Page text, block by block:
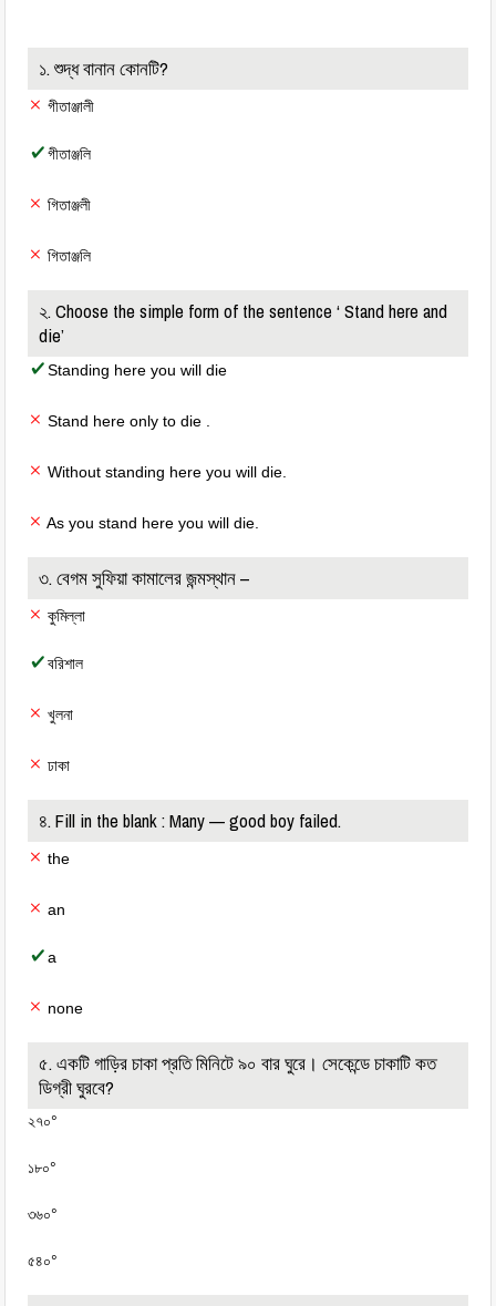
১. শুদ্ধ বানান কোনটি?
গীতাঞ্জালী
গীতাঞ্জলি
গিতাঞ্জলী
গিতাঞ্জলি
২. Choose the simple form of the sentence ‘ Stand here and
die’
Standing here you will die
Stand here only to die .
Without standing here you will die.
As you stand here you will die.
৩. বেগম সুফিয়া কামালের জন্মস্থান –
কুমিল্লা
বরিশাল
খুলনা
ঢাকা
৪. Fill in the blank : Many — good boy failed.
the
an
a
none
৫. একটি গাড়ির চাকা প্রতি মিনিটে ৯০ বার ঘুরে। সেকেন্ডে চাকাটি কত
ডিগ্রী ঘুরবে?
২৭০°
১৮০°
৩৬০°
৫৪০°